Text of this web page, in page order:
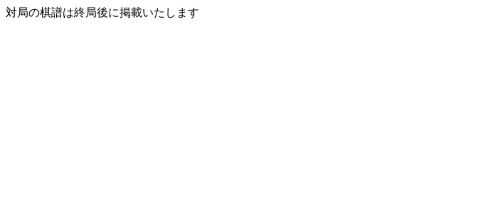
対局の棋譜は終局後に掲載いたします